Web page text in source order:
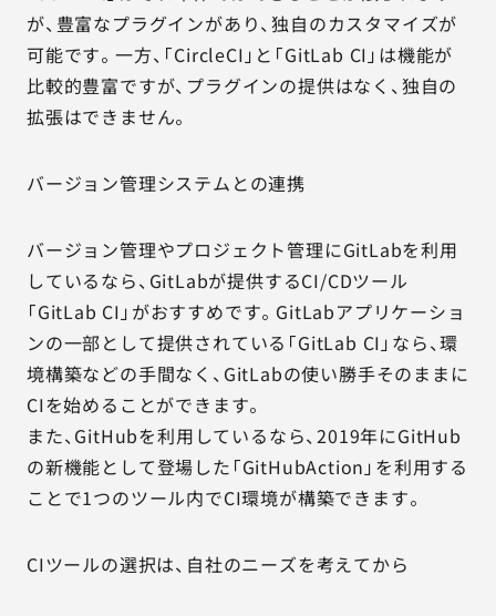
が、豊富なプラグインがあり、独自のカスタマイズが
可能です。一方、「CircleCI」と「GitLab CI」は機能が
比較的豊富ですが、プラグインの提供はなく、独自の
拡張はできません。
バージョン管理システムとの連携
バージョン管理やプロジェクト管理にGitLabを利用
しているなら、GitLabが提供するCI/CDツール
「GitLab CI」がおすすめです。GitLabアプリケーショ
ンの一部として提供されている「GitLab CI」なら、環
境構築などの手間なく、GitLabの使い勝手そのままに
CIを始めることができます。
また、GitHubを利用しているなら、2019年にGitHub
の新機能として登場した「GitHubAction」を利用する
ことで1つのツール内でCI環境が構築できます。
CIツールの選択は、自社のニーズを考えてから